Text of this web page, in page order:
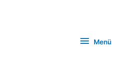
Menü
Menü